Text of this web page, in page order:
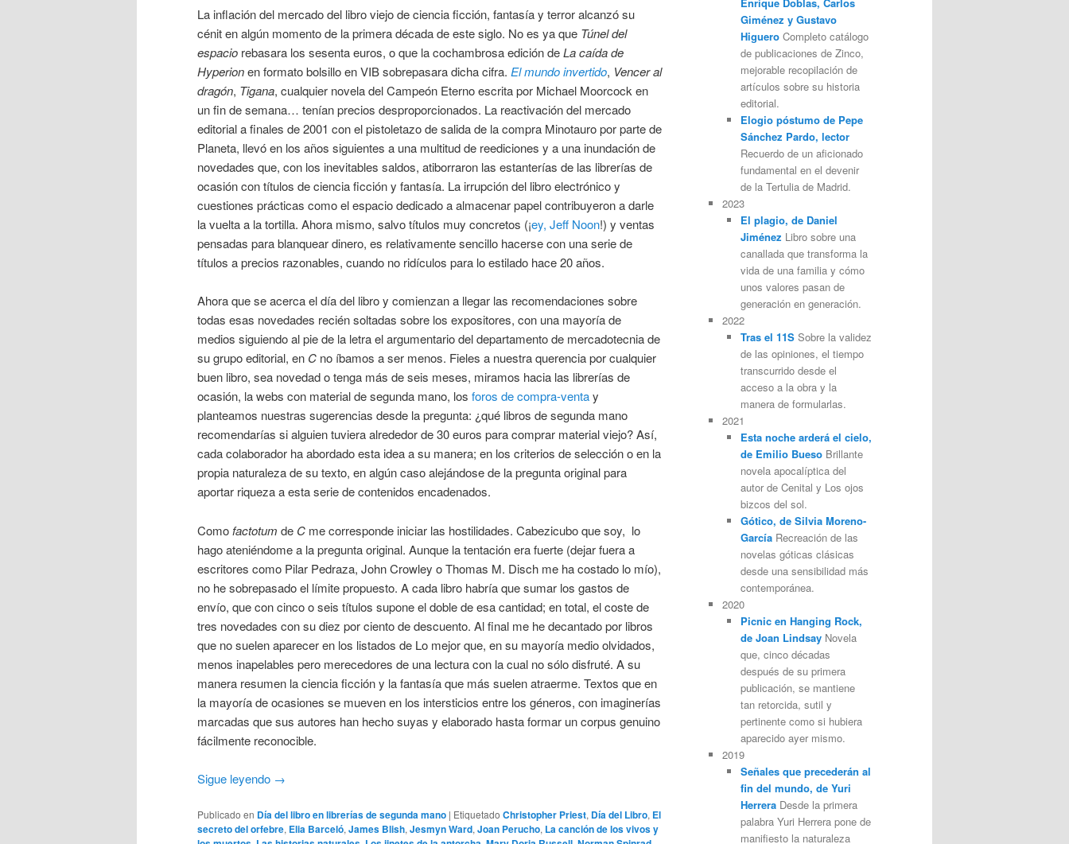
La inflación del mercado del libro viejo de ciencia ficción, fantasía y terror alcanzó su
cénit en algún momento de la primera década de este siglo. No es ya que Túnel del
espacio rebasara los sesenta euros, o que la cochambrosa edición deLa caída de
Hyperionen formato bolsillo en VIB sobrepasara dicha cifra. El mundo invertido, Vencer al
dragón, Tigana, cualquier novela del Campeón Eterno escrita por Michael Moorcock en
un fin de semana… tenían precios desproporcionados. La reactivación del mercado
editorial a finales de 2001 con el pistoletazo de salida de la compra Minotauro por parte de
Planeta, llevó en los años siguientes a una multitud de reediciones y a una inundación de
novedades que, con los inevitables saldos, atiborraron las estanterías de las librerías de
ocasión con títulos de ciencia ficción y fantasía. La irrupción del libro electrónico y
cuestiones prácticas como el espacio dedicado a almacenar papel contribuyeron a darle
la vuelta a la tortilla. Ahora mismo, salvo títulos muy concretos (¡ey, Jeff Noon!) y ventas
pensadas para blanquear dinero, es relativamente sencillo hacerse con una serie de
títulos a precios razonables, cuando no ridículos para lo estilado hace 20 años.
Ahora que se acerca el día del libro y comienzan a llegar las recomendaciones sobre
todas esas novedades recién soltadas sobre los expositores, con una mayoría de
medios siguiendo al pie de la letra el argumentario del departamento de mercadotecnia de
su grupo editorial, en C no íbamos a ser menos. Fieles a nuestra querencia por cualquier
buen libro, sea novedad o tenga más de seis meses, miramos hacia las librerías de
ocasión, la webs con material de segunda mano, los foros de compra-ventay
planteamos nuestras sugerencias desde la pregunta: ¿qué libros de segunda mano
recomendarías si alguien tuviera alrededor de 30 euros para comprar material viejo? Así,
cada colaborador ha abordado esta idea a su manera; en los criterios de selección o en la
propia naturaleza de su texto, en algún caso alejándose de la pregunta original para
aportar riqueza a esta serie de contenidos encadenados.
Como factotum de C me corresponde iniciar las hostilidades. Cabezicubo que soy, lo
hago ateniéndome a la pregunta original. Aunque la tentación era fuerte (dejar fuera a
escritores como Pilar Pedraza, John Crowley o Thomas M. Disch me ha costado lo mío),
no he sobrepasado el límite propuesto. A cada libro habría que sumar los gastos de
envío, que con cinco o seis títulos supone el doble de esa cantidad; en total, el coste de
tres novedades con su diez por ciento de descuento. Al final me he decantado por libros
que no suelen aparecer en los listados de Lo mejor que, en su mayoría medio olvidados,
menos inapelables pero merecedores de una lectura con la cual no sólo disfruté. A su
manera resumen la ciencia ficción y la fantasía que más suelen atraerme. Textos que en
la mayoría de ocasiones se mueven en los intersticios entre los géneros, con imaginerías
marcadas que sus autores han hecho suyas y elaborado hasta formar un corpus genuino
fácilmente reconocible.
Sigue leyendo →
Publicado en Día del libro en librerías de segunda mano | Etiquetado Christopher Priest, Día del Libro, El
secreto del orfebre, Elia Barceló,James Blish,Jesmyn Ward,Joan Perucho, La canción de los vivos y
Giménez y Gustavo
HigueroCompleto catálogo
de publicaciones de Zinco,
mejorable recopilación de
artículos sobre su historia
editorial.
Elogio póstumo de Pepe
Sánchez Pardo, lector
Recuerdo de un aficionado
fundamental en el devenir
de la Tertulia de Madrid.
2023
El plagio, de Daniel
Jiménez Libro sobre una
canallada que transforma la
vida de una familia y cómo
unos valores pasan de
generación en generación.
2022
Tras el 11SSobre la validez
de las opiniones, el tiempo
transcurrido desde el
acceso a la obra y la
manera de formularlas.
2021
Esta noche arderá el cielo,
de Emilio BuesoBrillante
novela apocalíptica del
autor de Cenital y Los ojos
bizcos del sol.
Gótico, de Silvia Moreno-
GarcíaRecreación de las
novelas góticas clásicas
desde una sensibilidad más
contemporánea.
2020
Picnic en Hanging Rock,
de Joan LindsayNovela
que, cinco décadas
después de su primera
publicación, se mantiene
tan retorcida, sutil y
pertinente como si hubiera
aparecido ayer mismo.
2019
Señales que precederán al
fin del mundo, de Yuri
HerreraDesde la primera
palabra Yuri Herrera pone de
manifiesto la naturaleza